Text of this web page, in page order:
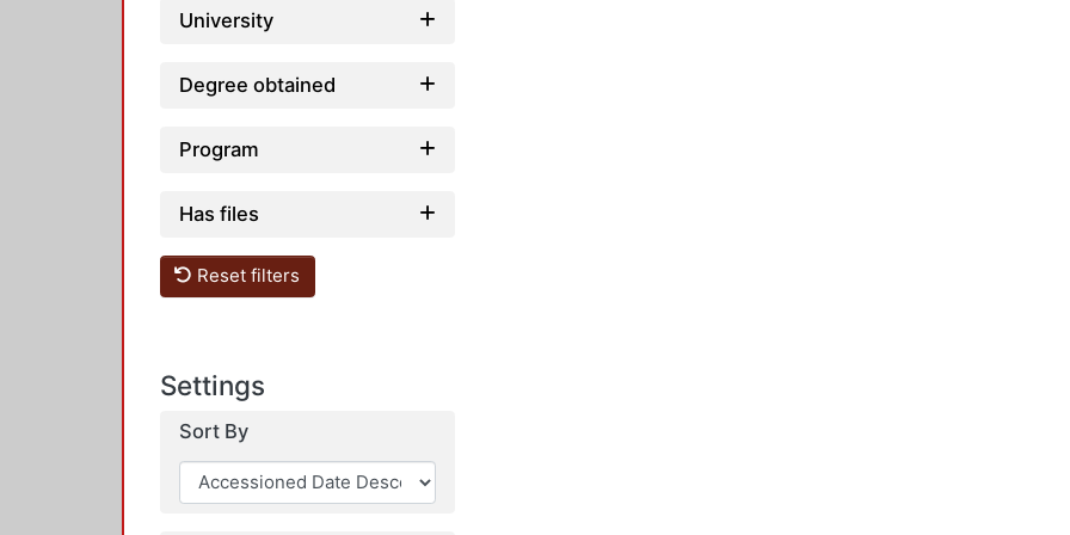
University
Degree obtained
Program
Has files
Reset filters
Settings
Sort By